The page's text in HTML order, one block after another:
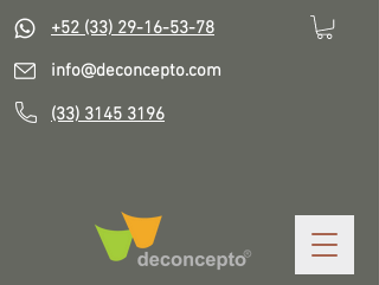
+52 (33) 29-16-53-78
info@deconcepto.com
(33) 3145 3196